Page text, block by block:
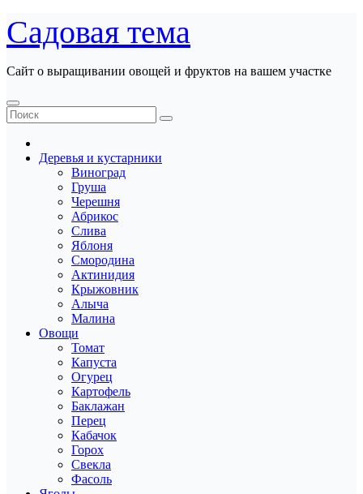
Перейти
к
содержанию
Садовая тема
Сайт о выращивании овощей и фруктов на вашем участке
Деревья и кустарники
Виноград
Груша
Черешня
Абрикос
Слива
Яблоня
Смородина
Актинидия
Крыжовник
Алыча
Малина
Овощи
Томат
Капуста
Огурец
Картофель
Баклажан
Перец
Кабачок
Горох
Свекла
Фасоль